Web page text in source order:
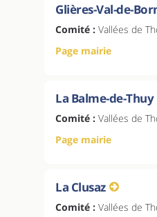
Glières-Val-de-
Comité : Vallées de
Page mairie
La Balme-de-Thuy
Comité : Vallées de
Page mairie
La Clusaz
Comité : Vallées de